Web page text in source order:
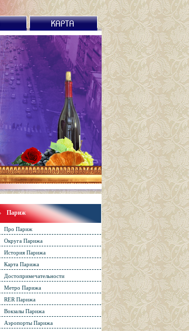
Париж
Про Париж
Округа Парижа
История Парижа
Карта Парижа
Достопримечательности
Метро Парижа
RER Парижа
Вокзалы Парижа
Аэропорты Парижа
КАРТА